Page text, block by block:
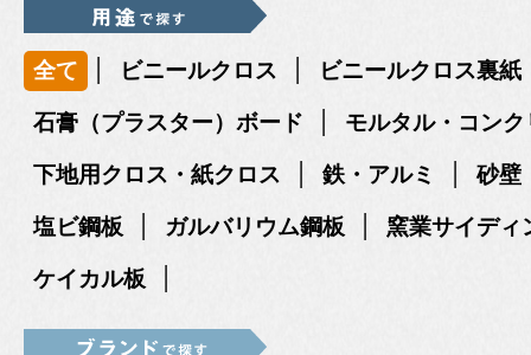
全て | ビニールクロス | ビニールクロス裏紙
石膏（プラスター）ボード | モルタル・コンク
下地用クロス・紙クロス | 鉄・アルミ | 砂壁
塩ビ鋼板 | ガルバリウム鋼板 | 窯業サイディ
ケイカル板 |